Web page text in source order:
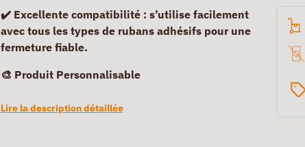
✔️ Excellente compatibilité : s’utilise facilement
avec tous les types de rubans adhésifs pour une
fermeture fiable.
🎨 Produit Personnalisable
Lire la description détaillée